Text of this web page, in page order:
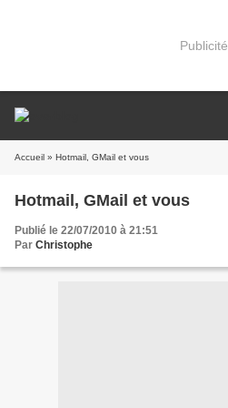
Publicité
Accueil » Hotmail, GMail et vous
Hotmail, GMail et vous
Publié le 22/07/2010 à 21:51
Par Christophe